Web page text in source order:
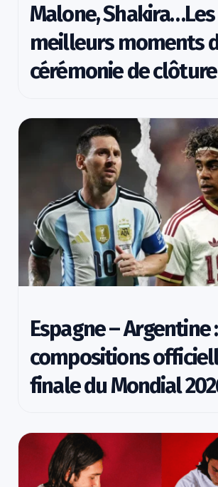
Malone, Shakira…Les
meilleurs moments
cérémonie de clôture
Espagne – Argentine
compositions
finale du Mondial